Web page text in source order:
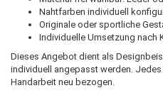
Nahtfarben individuell
Originale oder sportliche
Individuelle Umsetzung nach
Dieses Angebot dient als
individuell angepasst werden.
Handarbeit neu bezogen.